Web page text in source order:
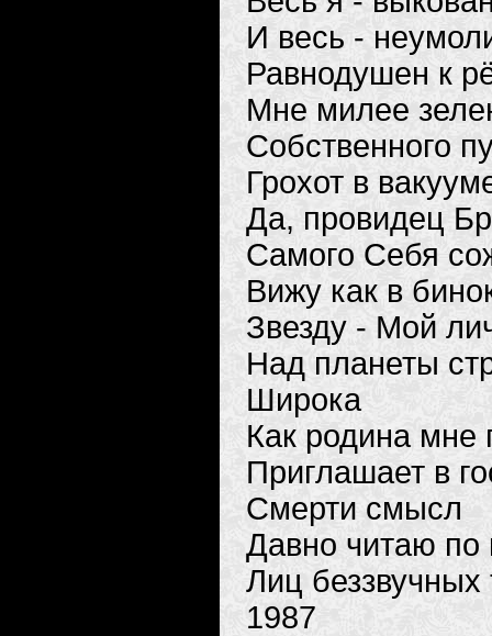
И весь -
Равнодушен к
Мне милее
Собственного
Грохот в
Да, провидец
Самого Себя
Вижу как в
Звезду - Мой
Над планеты
Широка
Как родина мне
Приглашает в
Смерти смысл
Давно читаю по
Лиц беззвучных
1987